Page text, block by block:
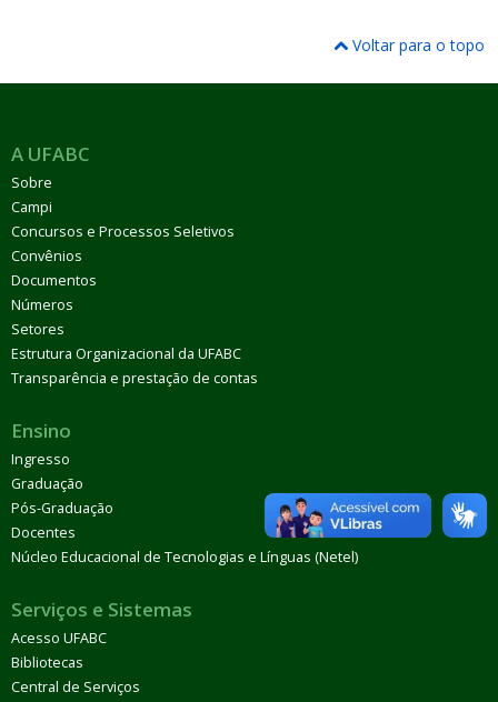
Voltar para o topo
A UFABC
Sobre
Campi
Concursos e Processos Seletivos
Convênios
Documentos
Números
Setores
Estrutura Organizacional da UFABC
Transparência e prestação de contas
Ensino
Ingresso
Graduação
Pós-Graduação
Docentes
Núcleo Educacional de Tecnologias e Línguas (Netel)
Serviços e Sistemas
Acesso UFABC
Bibliotecas
Central de Serviços